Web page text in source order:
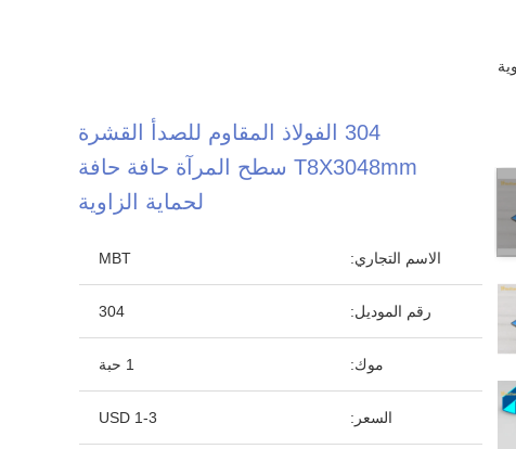
304 الفولاذ المقاوم للصدأ القشرة
T8X3048mm سطح المرآة حافة حافة
لحماية الزاوية
الاسم التجاري: MBT
رقم الموديل: 304
موك: 1 حبة
السعر: 1-3 USD